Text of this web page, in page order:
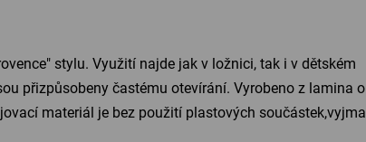
stylu. Využití najde jak v ložnici, tak i v dětském
přizpůsobeny častému otevírání. Vyrobeno z lamina o
materiál je bez použití plastových součástek,vyjma